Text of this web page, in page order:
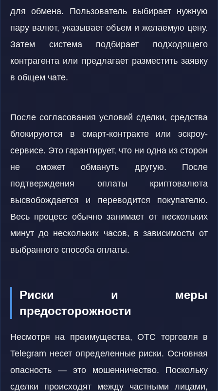
для обмена. Пользователь выбирает нужную
пару валют, указывает объем и желаемую цену.
Затем система подбирает подходящего
контрагента или предлагает разместить заявку
в общем чате.
После согласования условий сделки, средства
блокируются в смарт-контракте или эскроу-
сервисе. Это гарантирует, что ни одна из сторон
не сможет обмануть другую. После
подтверждения оплаты криптовалюта
высвобождается и переводится покупателю.
Весь процесс обычно занимает от нескольких
минут до нескольких часов, в зависимости от
выбранного способа оплаты.
Риски и меры
предосторожности
Несмотря на преимущества, OTC торговля в
Telegram несет определенные риски. Основная
опасность — это мошенничество. Поскольку
сделки происходят между частными лицами,